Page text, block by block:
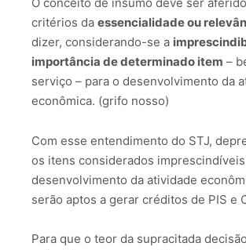
critérios da essencialidade ou
dizer, considerando-se a
importância de determinado item –
serviço – para o desenvolvimento da
econômica. (grifo nosso)
Com esse entendimento do STJ,
os itens considerados
desenvolvimento da atividade
serão aptos a gerar créditos de PIS e
Para que o teor da supracitada